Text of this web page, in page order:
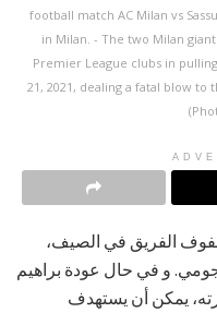
football match AC Milan vs
in Milan. - The two Milan
Premier League clubs in
21, 2021, dealing a fatal blow to
الفريق في الصيف،
و في حال عودة براهيم
يمكن أن يستهدف